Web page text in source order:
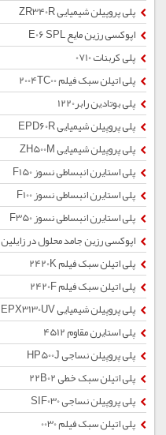
پلی پروپیلن شیمیایی ZR340R
اپوکسی رزین مایع E06 SPL
پلی کربنات 0710
پلی اتیلن سبک فیلم 2004TC00
پلی بوتادین رابر1220
پلی پروپیلن شیمیایی EPD60R
پلی پروپیلن شیمیایی ZH500M
پلی استایرن انبساطی نسوز F150
پلی استایرن انبساطی نسوز F100
پلی استایرن انبساطی نسوز F350
اپوکسی رزین جامد محلول در زایلین
پلی اتیلن سبک فیلم 2420K
پلی اتیلن سبک فیلم 2420F
پلی پروپیلن شیمیایی EPX3130UV
پلی استایرن مقاوم 4512
پلی پروپیلن نساجی HP500J
پلی اتیلن سبک خطی 22B02
پلی پروپیلن نساجی SIF030
پلی اتیلن سبک فیلم 0030